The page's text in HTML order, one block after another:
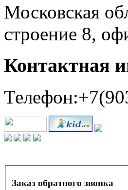
Московская
строение 8,
Контактная
Заказ обратного звонка